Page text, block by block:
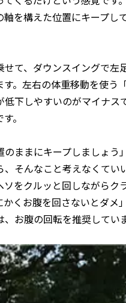
を構えた位置にキープし
て、ダウンスイングで左
。左右の体重移動を使う
下しやすいのがマイナス
。
ままにキープしましょう
そんなこと考えなくてい
をクルッと回しながらク
くお腹を回さないとダメ
お腹の回転を推奨していま